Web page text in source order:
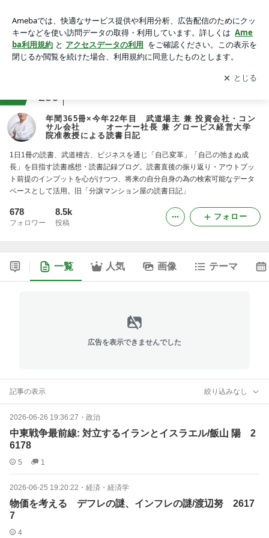
社 オーナー社長 兼 グロービス経営大学院准教授による
読書日記 -5ページ目
アプリをダウンロードして ブログの更新通知
を受け取りまし
ょう。
開く
256
年間365冊×今年22年目 武道場主 兼 投資会社・コン
サル会社 オーナー社長 兼 グロービス経営大学
院准教授による読書日記
1日1冊の読書、武道稽古、ビジネスを通じ「自己変革」「自己の弛まぬ成
長」を目指す読書感想・読書記録ブログ。読書直後の振り返り・アウトプッ
ト前提のインプットを心がけつつ、将来の自分自身の為の検索可能なデータ
ベースとして活用。旧「分譲マンション屋の読書日記」
678
フォロワー
8.5k
投稿
フォロー
一覧 人気 画像 テーマ
広告を表示できませんでした
記事の表示 絞り込みなし
2026-06-26 19:36:27 ・ 政治
中東戦争最前線: 対立するイランとイスラエル/飯山 陽 2
6178
5 1
2026-06-25 19:20:22 ・ 経済・経済学
物価を考える デフレの謎、インフレの謎/渡辺努 2617
7
4